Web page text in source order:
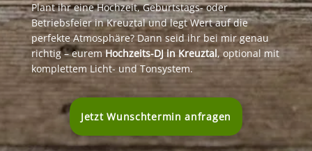
Plant ihr eine Hochzeit, Geburtstags- oder
Betriebsfeier in Kreuztal und legt Wert auf die
perfekte Atmosphäre? Dann seid ihr bei mir genau
richtig – eurem Hochzeits-DJ in Kreuztal, optional mit
komplettem Licht- und Tonsystem.
Jetzt Wunschtermin anfragen